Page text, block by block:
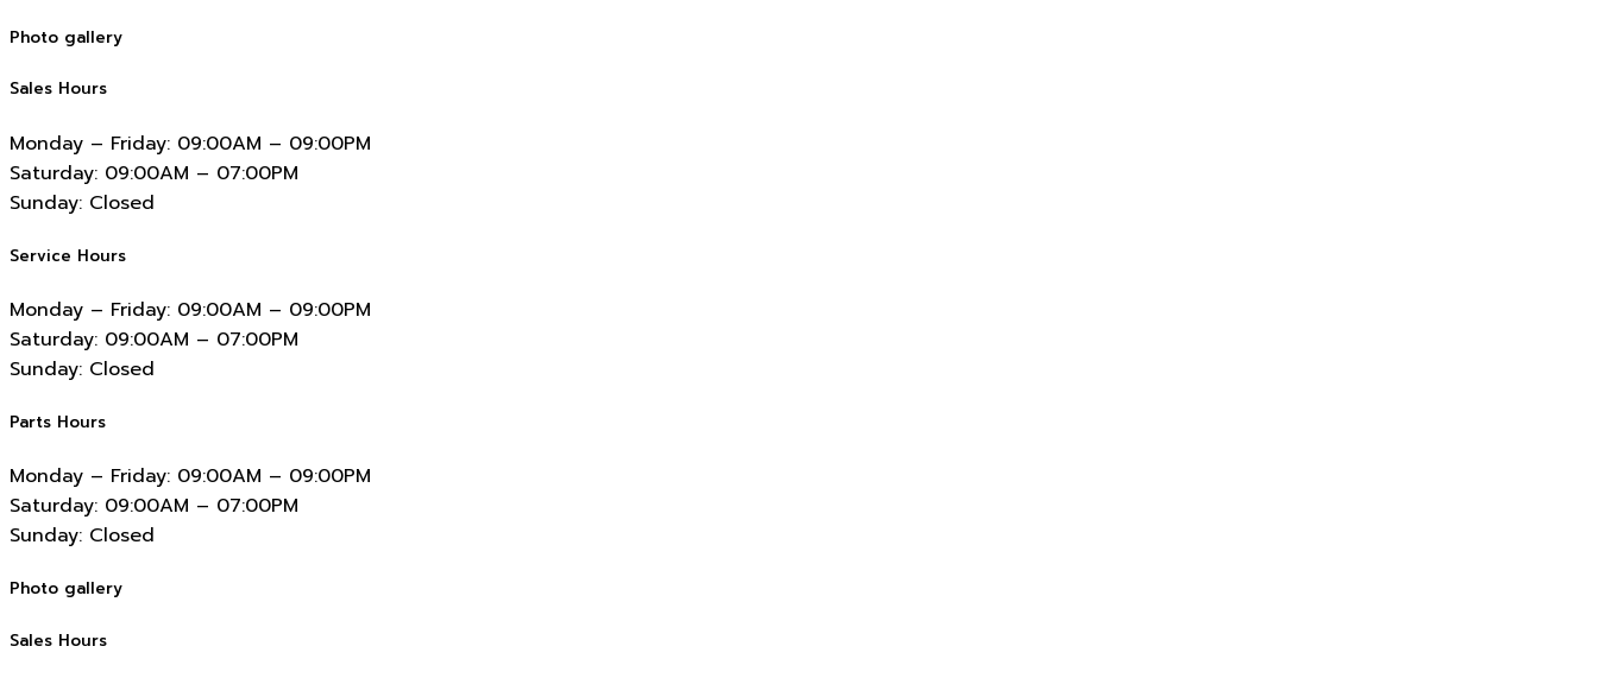
Photo gallery
Sales Hours
Monday – Friday: 09:00AM – 09:00PM
Saturday: 09:00AM – 07:00PM
Sunday: Closed
Service Hours
Monday – Friday: 09:00AM – 09:00PM
Saturday: 09:00AM – 07:00PM
Sunday: Closed
Parts Hours
Monday – Friday: 09:00AM – 09:00PM
Saturday: 09:00AM – 07:00PM
Sunday: Closed
Photo gallery
Sales Hours